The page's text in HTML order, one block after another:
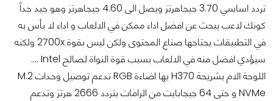
تردد اساسي 3.70 جيجاهرتز ويصل الى 4.60 جيجاهرتز وهو جيد جداً
كونك لاعب يبحث عن افضل اداء ممكن في الالعاب و اداء لا بأس به
في التطبيقات يحتاجها صناع المحتوى ولكن ليس بقوة 2700x ولكنه
سيؤدي افضل منه في الالعاب بسبب قوة النواة لصالح Intel ....
اللوحة الام بشريحة H370 بها اضاءة RGB تدعم توصيل وحدات M.2
NVMe و حتى 64 جيجابايت من الرامات بتردد 2666 هرتز وتدعم